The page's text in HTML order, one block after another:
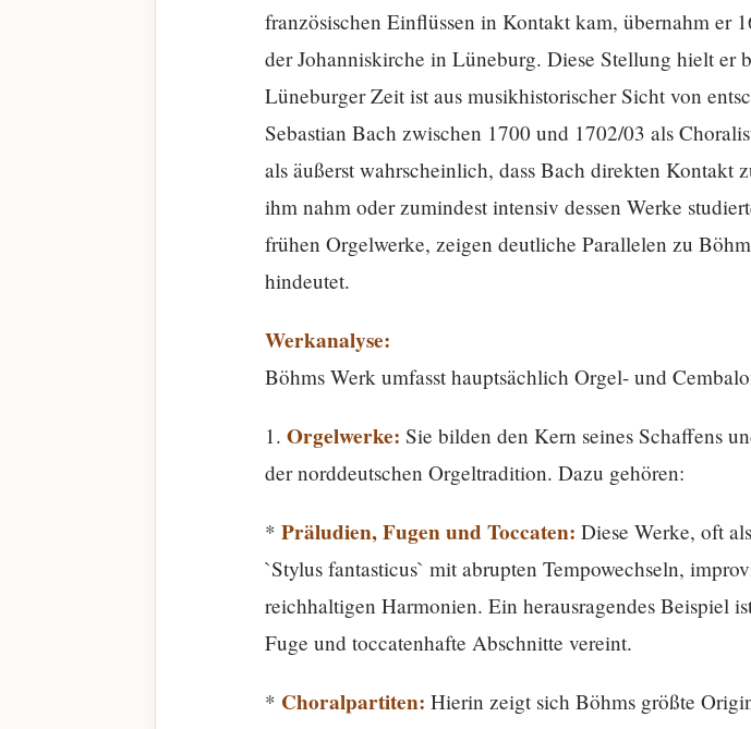
französischen Einflüssen in Kontakt kam, übernahm er
der Johanniskirche in Lüneburg. Diese Stellung hielt er
Lüneburger Zeit ist aus musikhistorischer Sicht von
Sebastian Bach zwischen 1700 und 1702/03 als
als äußerst wahrscheinlich, dass Bach direkten
ihm nahm oder zumindest intensiv dessen Werke
frühen Orgelwerke, zeigen deutliche Parallelen zu
hindeutet.
Werkanalyse:
Böhms Werk umfasst hauptsächlich Orgel- und
1. Orgelwerke: Sie bilden den Kern seines Schaffens
der norddeutschen Orgeltradition. Dazu gehören:
* Präludien, Fugen und Toccaten: Diese Werke, oft
`Stylus fantasticus` mit abrupten Tempowechseln,
reichhaltigen Harmonien. Ein herausragendes Beispiel
Fuge und toccatenhafte Abschnitte vereint.
* Choralpartiten: Hierin zeigt sich Böhms größte